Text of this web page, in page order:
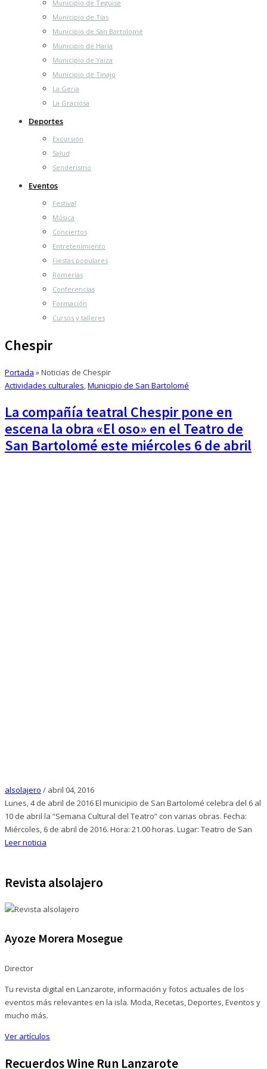
Casa Museo del Timple concierto
coronavirus
costa teguisecovid19
espectáculo exposición
populares 2017 Fiestas populares 2018
inscripcionesJameos del agua
playa honda PResentación
programación Puerto del Carmen
Salinero’teguise
Municipio de Teguise
Municipio de Tías
Municipio de San Bartolomé
Municipio de Haría
Municipio de Yaiza
Municipio de Tinajo
La Geria
La Graciosa
Deportes
Excursión
Salud
Senderismo
Eventos
Festival
Música
Conciertos
Entretenimiento
Fiestas populares
Romerías
Conferencias
Formación
Cursos y talleres
Chespir
Portada »Noticias de Chespir
Actividades culturales,Municipio de San Bartolomé
La compañía teatral Chespir pone en
escena la obra «El oso» en el Teatro de
San Bartolomé este miércoles 6 de abril
alsolajero / abril 04, 2016
Lunes, 4 de abril de 2016 El municipio de San Bartolomé celebra del 6 al
10 de abril la “Semana Cultural del Teatro” con varias obras. Fecha:
Miércoles, 6 de abril de 2016. Hora: 21.00 horas. Lugar: Teatro de San
Leer noticia
Revista alsolajero
Ayoze Morera Mosegue
Director
Tu revista digital en Lanzarote, información y fotos actuales de los
eventos más relevantes en la isla. Moda, Recetas, Deportes, Eventos y
mucho más.
Ver artículos
Recuerdos Wine Run Lanzarote